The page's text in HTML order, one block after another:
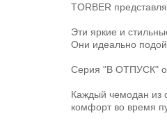
TORBER
Эти яркие и
Они идеально
Серия "В ОТПУСК"
Каждый чемодан из
комфорт во время